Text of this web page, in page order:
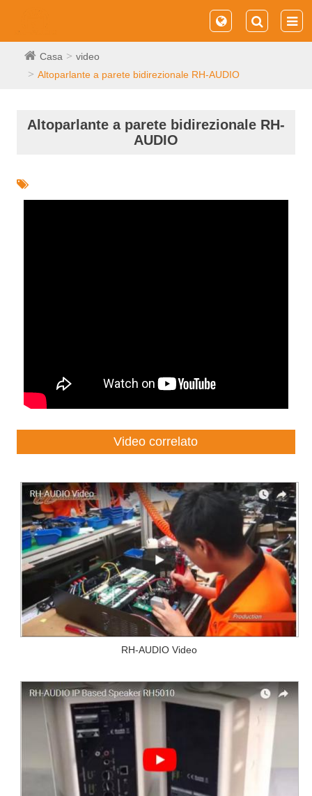
Casa
video
Altoparlante a parete bidirezionale RH-AUDIO
Altoparlante a parete bidirezionale RH-
AUDIO
Video correlato
RH-AUDIO Video